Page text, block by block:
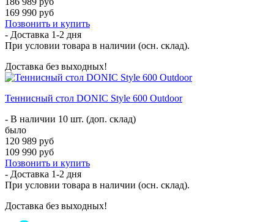
169 990 руб
Позвонить и купить
- Доставка 1-2 дня
При условии товара в наличии (осн. склад).
Доставка без выходных!
Теннисный стол DONIC Style 600 Outdoor
- В наличии 10 шт. (доп. склад)
было
120 989 руб
109 990 руб
Позвонить и купить
- Доставка 1-2 дня
При условии товара в наличии (осн. склад).
Доставка без выходных!